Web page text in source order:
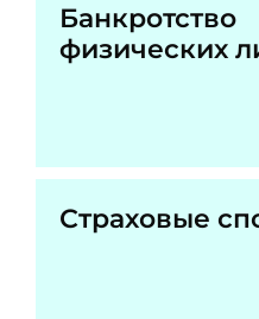
Банкротство
физических
Страховые